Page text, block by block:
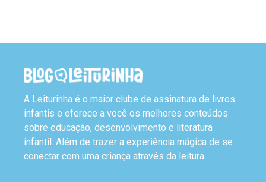
A Leiturinha é o maior clube de assinatura de livros
infantis e oferece a você os melhores conteúdos
sobre educação, desenvolvimento e literatura
infantil. Além de trazer a experiência mágica de se
conectar com uma criança através da leitura.